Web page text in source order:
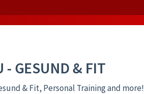
- GESUND & FIT
& Fit, Personal Training and more!